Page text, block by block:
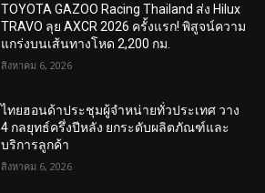
TOYOTA GAZOO Racing Thailand ส่ง Hilux
TRAVO ลุย AXCR 2026 ครั้งแรก! พิสูจน์ความ
แกร่งบนเส้นทางโหด 2,200 กม.
สิงหาคม 6, 2026
ไทยฮอนด้าประชุมผู้จำหน่ายทั่วประเทศ วาง
4 กลยุทธ์ครึ่งปีหลัง ยกระดับผลิตภัณฑ์และ
บริการลูกค้า
สิงหาคม 6, 2026